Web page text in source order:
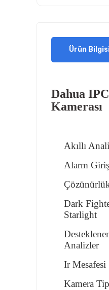
Ürün
Dahua
Kamerası
Akıllı
Alarm
Dark
Starlight
Analizler
Ir Mesafesi
Kamera